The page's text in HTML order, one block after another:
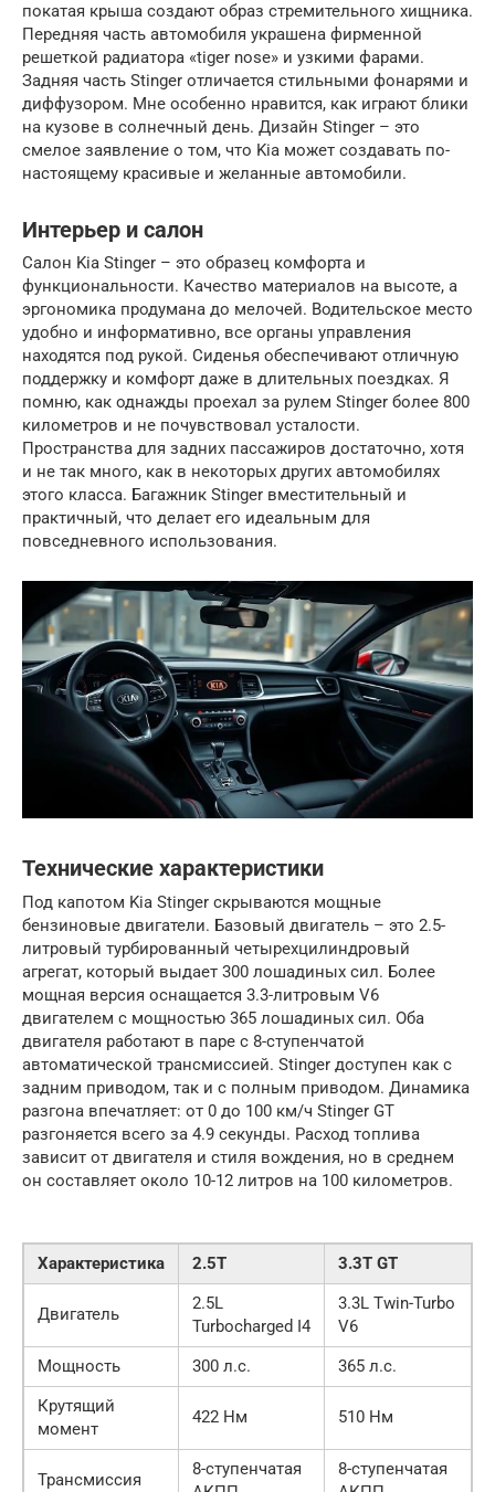
покатая крыша создают образ стремительного хищника.
Передняя часть автомобиля украшена фирменной
решеткой радиатора «tiger nose» и узкими фарами.
Задняя часть Stinger отличается стильными фонарями и
диффузором. Мне особенно нравится, как играют блики
на кузове в солнечный день. Дизайн Stinger – это
смелое заявление о том, что Kia может создавать по-
настоящему красивые и желанные автомобили.
Интерьер и салон
Салон Kia Stinger – это образец комфорта и
функциональности. Качество материалов на высоте, а
эргономика продумана до мелочей. Водительское место
удобно и информативно, все органы управления
находятся под рукой. Сиденья обеспечивают отличную
поддержку и комфорт даже в длительных поездках. Я
помню, как однажды проехал за рулем Stinger более 800
километров и не почувствовал усталости.
Пространства для задних пассажиров достаточно, хотя
и не так много, как в некоторых других автомобилях
этого класса. Багажник Stinger вместительный и
практичный, что делает его идеальным для
повседневного использования.
Технические характеристики
Под капотом Kia Stinger скрываются мощные
бензиновые двигатели. Базовый двигатель – это 2.5-
литровый турбированный четырехцилиндровый
агрегат, который выдает 300 лошадиных сил. Более
мощная версия оснащается 3.3-литровым V6
двигателем с мощностью 365 лошадиных сил. Оба
двигателя работают в паре с 8-ступенчатой
автоматической трансмиссией. Stinger доступен как с
задним приводом, так и с полным приводом. Динамика
разгона впечатляет: от 0 до 100 км/ч Stinger GT
разгоняется всего за 4.9 секунды. Расход топлива
зависит от двигателя и стиля вождения, но в среднем
он составляет около 10-12 литров на 100 километров.
Характеристика 2.5T 3.3T GT
Двигатель
2.5L
Turbocharged I4
3.3L Twin-Turbo
V6
Мощность
300 л.с.
365 л.с.
Крутящий
момент
422 Нм 510 Нм
Трансмиссия
8-ступенчатая
8-ступенчатая